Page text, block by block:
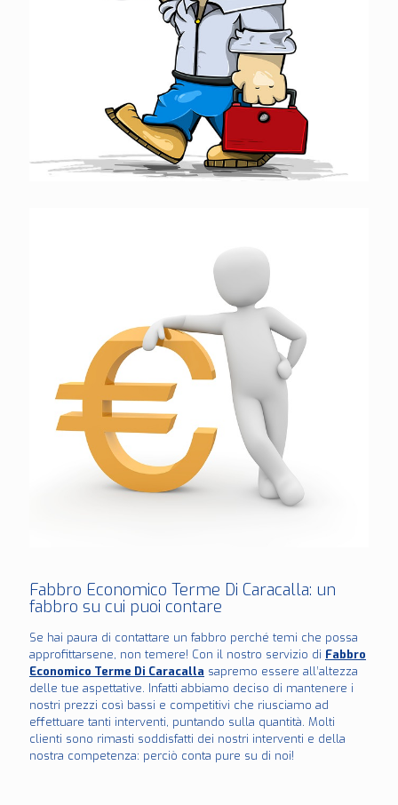
Fabbro Economico Terme Di Caracalla: un
fabbro su cui puoi contare
Se hai paura di contattare un fabbro perché temi che possa
approfittarsene, non temere! Con il nostro servizio di Fabbro
Economico Terme Di Caracalla sapremo essere all’altezza
delle tue aspettative. Infatti abbiamo deciso di mantenere i
nostri prezzi così bassi e competitivi che riusciamo ad
effettuare tanti interventi, puntando sulla quantità. Molti
clienti sono rimasti soddisfatti dei nostri interventi e della
nostra competenza: perciò conta pure su di noi!